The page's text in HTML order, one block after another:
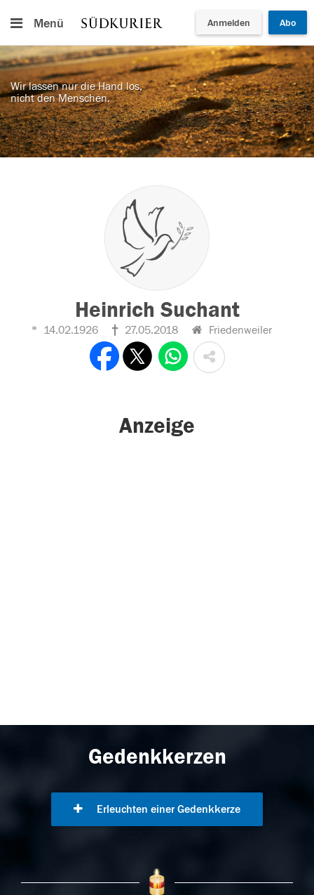
Menü Anmelden Abo
Wir lassen nur die Hand los,
nicht den Menschen.
Heinrich Suchant
14.02.1926 27.05.2018 Friedenweiler
Anzeige
Gedenkkerzen
Erleuchten einer Gedenkkerze